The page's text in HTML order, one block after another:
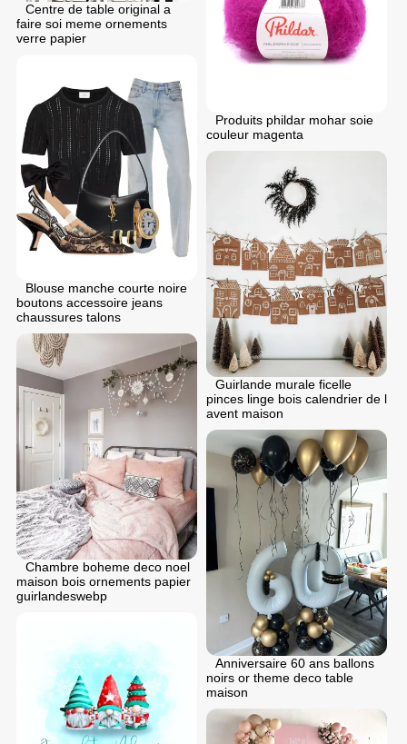
Centre de table original a
faire soi meme ornements
verre papier
Produits phildar mohar soie
couleur magenta
Blouse manche courte noire
boutons accessoire jeans
chaussures talons
Guirlande murale ficelle
pinces linge bois calendrier de l
avent maison
Chambre boheme deco noel
maison bois ornements papier
guirlandeswebp
Anniversaire 60 ans ballons
noirs or theme deco table
maison